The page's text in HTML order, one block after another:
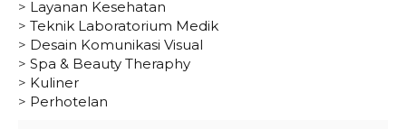
> Layanan Kesehatan
> Teknik Laboratorium Medik
> Desain Komunikasi Visual
> Spa & Beauty Theraphy
> Kuliner
> Perhotelan